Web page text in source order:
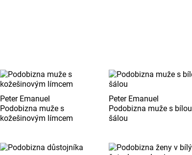
Peter Emanuel
Podobizna muže s
kožešinovým límcem
Peter Emanuel
Podobizna muže s bílou
šálou